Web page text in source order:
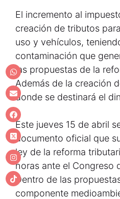
El incremento al
creación de tributos
uso y vehículos,
contaminación que
las propuestas de la
Además de la creación
donde se destinará el
Este jueves 15 de abril
documento oficial que
ley de la reforma
horas ante el Congreso
Dentro de las
componente